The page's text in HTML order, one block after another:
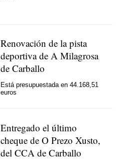
Renovación de la pista
deportiva de A Milagrosa
de Carballo
Está presupuestada en 44.168,51
euros
Entregado el último
cheque de O Prezo Xusto,
del CCA de Carballo